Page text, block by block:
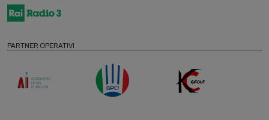
PARTNER OPERATIVI